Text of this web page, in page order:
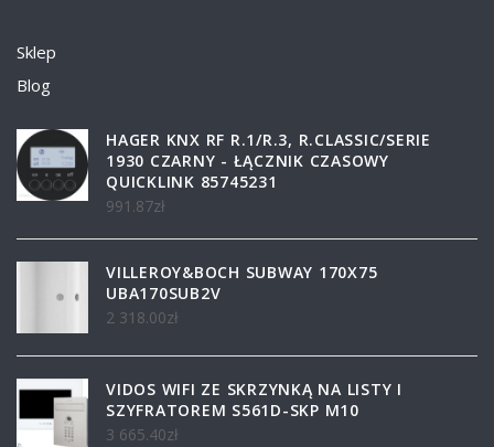
Sklep
Blog
HAGER KNX RF R.1/R.3, R.CLASSIC/SERIE
1930 CZARNY - ŁĄCZNIK CZASOWY
QUICKLINK 85745231
991.87zł
VILLEROY&BOCH SUBWAY 170X75
UBA170SUB2V
2 318.00zł
VIDOS WIFI ZE SKRZYNKĄ NA LISTY I
SZYFRATOREM S561D-SKP M10
3 665.40zł